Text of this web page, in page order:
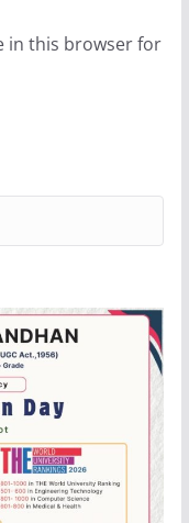
in this browser for